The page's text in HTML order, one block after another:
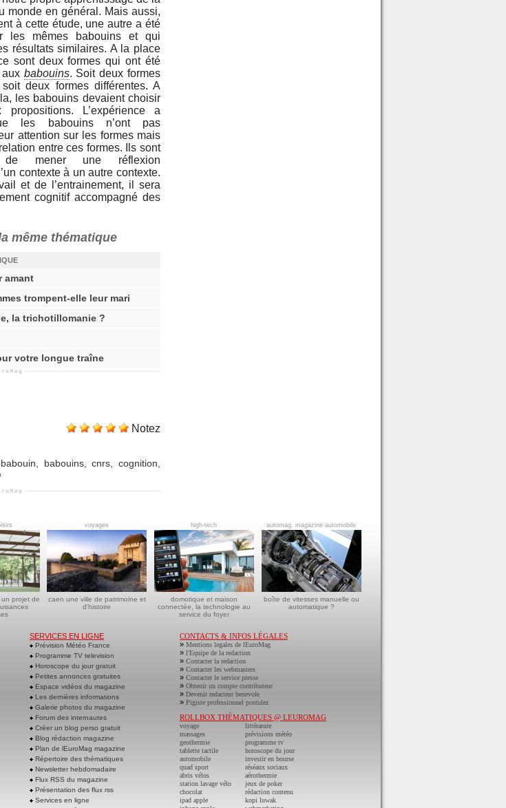
monde en général. Mais aussi,
à cette étude, une autre a été
les mêmes babouins et qui
résultats similaires. A la place
sont deux formes qui ont été
aux babouins. Soit deux formes
soit deux formes différentes. A
les babouins devaient choisir
propositions. L’expérience a
les babouins n’ont pas
attention sur les formes mais
entre ces formes. Ils sont
de mener une réflexion
contexte à un autre contexte.
et de l’entrainement, il sera
cognitif accompagné des
même thématique
amant
trompent-elle leur mari
la trichotillomanie ?
votre longue traîne
Notez
babouin babouins,cnrs ,cognition
projet de
voyages
caen une ville de patrimoine et
d'histoire
high-tech
domotique et maison
connectée, la technologie au
service du foyer
automag, magazine automobile
boîte de vitesses manuelle ou
automatique ?
SERVICES EN LIGNE
Prévision Météo France
Programme TV television
Horoscope du jour gratuit
Petites annonces gratuites
Espace vidéos du magazine
Les dernières informations
Galerie photos du magazine
Forum des internautes
Créer un blog perso gratuit
Blog rédaction magazine
Plan de lEuroMag magazine
Répertoire des thématiques
Newsletter hebdomadaire
Flux RSS du magazine
Présentation des flux rss
Services en ligne
CONTACTS & INFOS LÉGALES
» Mentions legales de lEuroMag
» l'Equipe de la redaction
» Contacter la redaction
» Contacter les webmasters
» Contacter le service presse
» Obtenir un compte contributeur
» Devenir redacteur benevole
» Pigiste professionnel postulez
ROLLBOX THÉMATIQUES @ LEUROMAG
voyage
massages
geothermie
tablette tactile
automobile
quad sport
abris vélos
station lavage vélo
chocolat
ipad apple
littérature
prévisions météo
programme tv
horoscope du jour
investir en bourse
réséaux sociaux
aérothermie
jeux de poker
rédaction contenu
kopi luwak